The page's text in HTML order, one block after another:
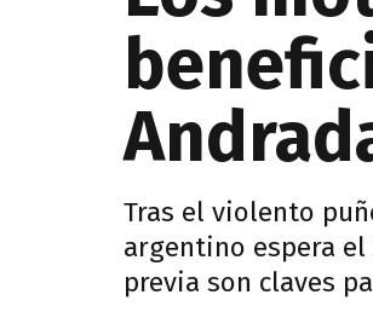
Tras el violento
argentino espera el
previa son claves